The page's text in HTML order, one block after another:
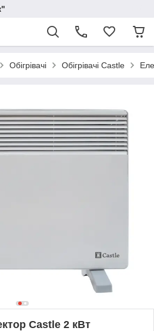
Обігрівачі Обігрівачі Castle
Castle 2 кВт